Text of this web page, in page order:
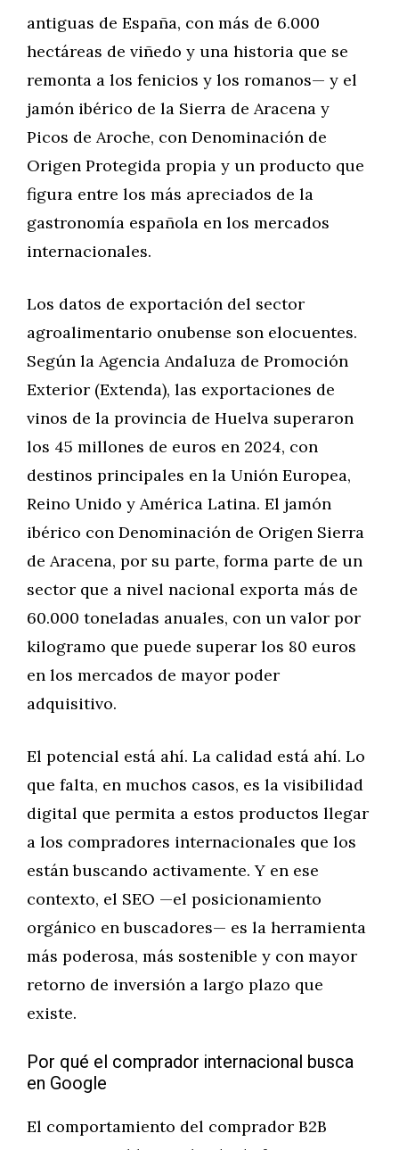
antiguas de España, con más de 6.000
hectáreas de viñedo y una historia que se
remonta a los fenicios y los romanos— y el
jamón ibérico de la Sierra de Aracena y
Picos de Aroche, con Denominación de
Origen Protegida propia y un producto que
figura entre los más apreciados de la
gastronomía española en los mercados
internacionales.
Los datos de exportación del sector
agroalimentario onubense son elocuentes.
Según la Agencia Andaluza de Promoción
Exterior (Extenda), las exportaciones de
vinos de la provincia de Huelva superaron
los 45 millones de euros en 2024, con
destinos principales en la Unión Europea,
Reino Unido y América Latina. El jamón
ibérico con Denominación de Origen Sierra
de Aracena, por su parte, forma parte de un
sector que a nivel nacional exporta más de
60.000 toneladas anuales, con un valor por
kilogramo que puede superar los 80 euros
en los mercados de mayor poder
adquisitivo.
El potencial está ahí. La calidad está ahí. Lo
que falta, en muchos casos, es la visibilidad
digital que permita a estos productos llegar
a los compradores internacionales que los
están buscando activamente. Y en ese
contexto, el SEO —el posicionamiento
orgánico en buscadores— es la herramienta
más poderosa, más sostenible y con mayor
retorno de inversión a largo plazo que
existe.
Por qué el comprador internacional busca
en Google
El comportamiento del comprador B2B